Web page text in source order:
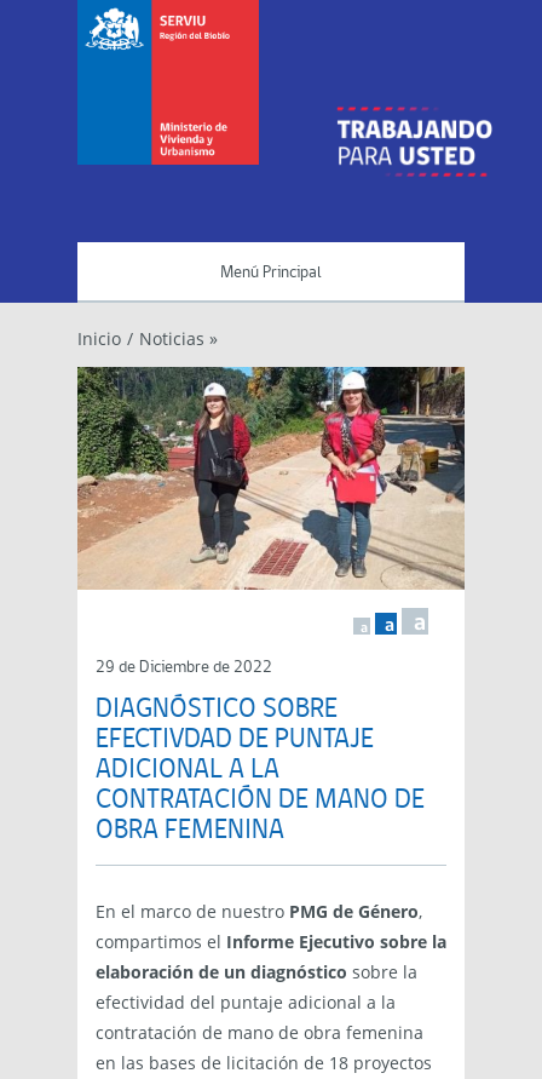
Menú Principal
Inicio / Noticias »
a a a
29 de Diciembre de 2022
DIAGNÓSTICO SOBRE
EFECTIVDAD DE PUNTAJE
ADICIONAL A LA
CONTRATACIÓN DE MANO DE
OBRA FEMENINA
En el marco de nuestro PMG de Género,
compartimos el Informe Ejecutivo sobre la
elaboración de un diagnóstico sobre la
efectividad del puntaje adicional a la
contratación de mano de obra femenina
en las bases de licitación de 18 proyectos